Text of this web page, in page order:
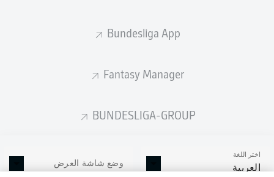
Bundesliga App
Fantasy Manager
BUNDESLIGA-GROUP
اختر اللغة
العربية وضع شاشة العرض